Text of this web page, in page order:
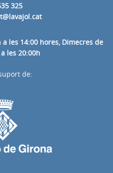
325
les 14:00 hores, Dimecres de
les 20:00h
de: